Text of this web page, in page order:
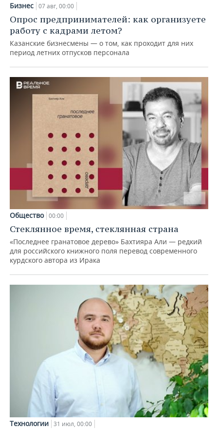
Бизнес 07 авг, 00:00
Опрос предпринимателей: как организуете
работу с кадрами летом?
Казанские бизнесмены — о том, как проходит для них
период летних отпусков персонала
Общество 00:00
Стеклянное время, стеклянная страна
«Последнее гранатовое дерево» Бахтияра Али — редкий
для российского книжного поля перевод современного
курдского автора из Ирака
Технологии 31 июл, 00:00